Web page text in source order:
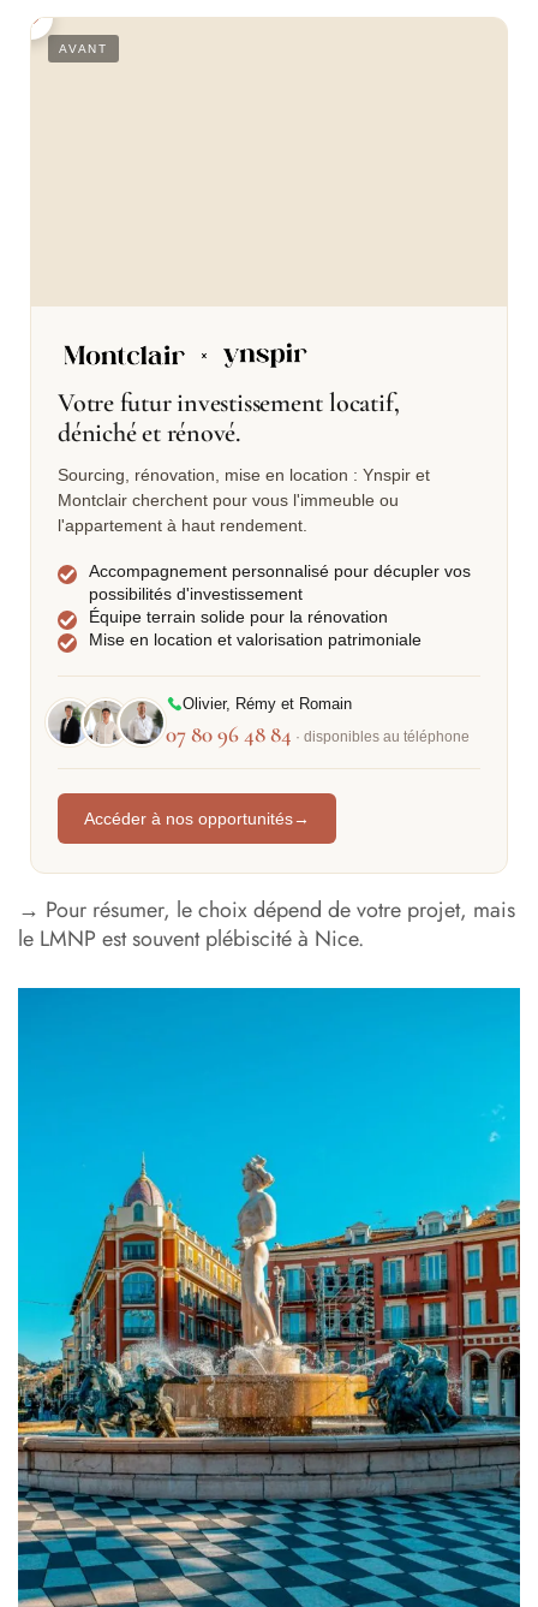
Votre futur investissement locatif,
déniché et rénové.
Sourcing, rénovation, mise en location : Ynspir et
Montclair cherchent pour vous l'immeuble ou
l'appartement à haut rendement.
Accompagnement personnalisé pour décupler vos
possibilités d'investissement
Équipe terrain solide pour la rénovation
Mise en location et valorisation patrimoniale
Olivier, Rémy et Romain
07 80 96 48 84 · disponibles au téléphone
Accéder à nos opportunités→
AVANT
→ Pour résumer, le choix dépend de votre projet, mais
le LMNP est souvent plébiscité à Nice.